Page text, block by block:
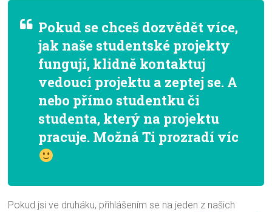
Pokud se chceš dozvědět více,
jak naše studentské projekty
fungují, klidně kontaktuj
vedoucí projektu a zeptej se. A
nebo přímo studentku či
studenta, který na projektu
pracuje. Možná Ti prozradí víc
Pokud jsi ve druháku, přihlášením se na jeden z našich